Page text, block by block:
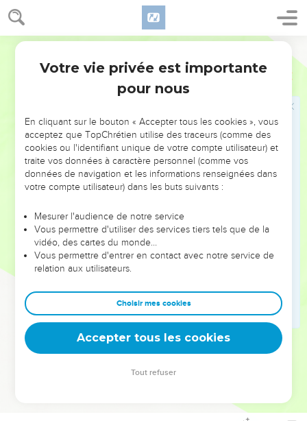
Lévitique 18
s’accoupler à un animal ; c’est de la perversion.
« Ne vous rendez impurs par aucune de ces pratiques. Les
nations que je chasse devant vous sont devenues impures
en s’y adonnant.
Le pays lui-même en est devenu impur, j’ai dû intervenir
« Vous donc, Israélites ou étrangers vivant parmi les
Israélites, observez les lois et les règles qui viennent de moi
et refusez toutes ces actions abominables.
Les gens qui ont habité le pays avant vous les ont
commises et le pays en est devenu impur.
Ne le rendez pas impur de nouveau, afin qu’il ne vous
rejette pas comme il a rejeté vos prédécesseurs.
En effet, tous ceux qui s’adonnent à ces pratiques
abominables seront exclus du peuple d’Israël.
« Accomplissez fidèlement ce que je vous ordonne ; ne
suivez pas les pratiques abominables qui avaient cours avant
votre arrivée, afin de ne pas vous rendre impurs en vous y
adonnant. Je suis le Seigneur votre Dieu. »
© Société biblique française – Bibli’O, 1997, avec autorisation. Pour vous procurer
Votre vie privée est importante
pour nous
En cliquant sur le bouton « Accepter tous les cookies », vous
acceptez que TopChrétien utilise des traceurs (comme des
cookies ou l'identifiant unique de votre compte utilisateur) et
traite vos données à caractère personnel (comme vos
données de navigation et les informations renseignées dans
votre compte utilisateur) dans les buts suivants :
Mesurer l'audience de notre service
Vous permettre d'utiliser des services tiers tels que de la
vidéo, des cartes du monde…
Vous permettre d'entrer en contact avec notre service de
relation aux utilisateurs.
Choisir mes cookies
Accepter tous les cookies
Tout refuser